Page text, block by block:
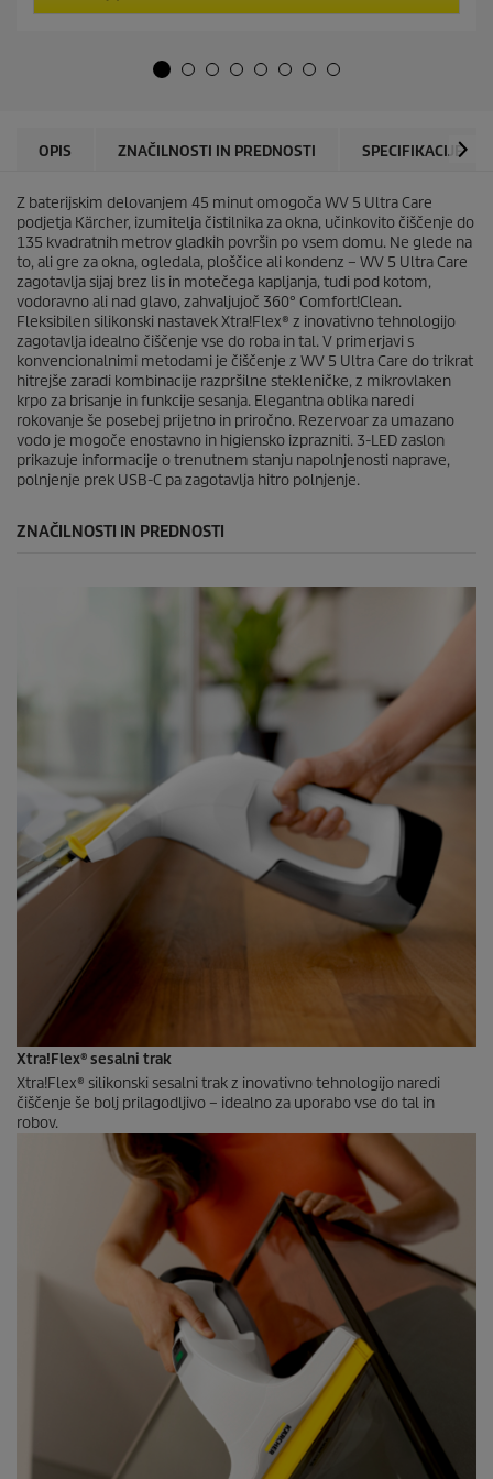
e
5
o
c
e
n
OPIS ZNAČILNOSTI IN PREDNOSTI SPECIFIKACIJE
Z baterijskim delovanjem 45 minut omogoča WV 5 Ultra Care
podjetja Kärcher, izumitelja čistilnika za okna, učinkovito čiščenje do
135 kvadratnih metrov gladkih površin po vsem domu. Ne glede na
to, ali gre za okna, ogledala, ploščice ali kondenz – WV 5 Ultra Care
zagotavlja sijaj brez lis in motečega kapljanja, tudi pod kotom,
vodoravno ali nad glavo, zahvaljujoč 360° Comfort!Clean.
Fleksibilen silikonski nastavek Xtra!Flex® z inovativno tehnologijo
zagotavlja idealno čiščenje vse do roba in tal. V primerjavi s
konvencionalnimi metodami je čiščenje z WV 5 Ultra Care do trikrat
hitrejše zaradi kombinacije razpršilne stekleničke, z mikrovlaken
krpo za brisanje in funkcije sesanja. Elegantna oblika naredi
rokovanje še posebej prijetno in priročno. Rezervoar za umazano
vodo je mogoče enostavno in higiensko izprazniti. 3-LED zaslon
prikazuje informacije o trenutnem stanju napolnjenosti naprave,
polnjenje prek USB-C pa zagotavlja hitro polnjenje.
ZNAČILNOSTI IN PREDNOSTI
Xtra!Flex® sesalni trak
Xtra!Flex® silikonski sesalni trak z inovativno tehnologijo naredi
čiščenje še bolj prilagodljivo – idealno za uporabo vse do tal in
robov.